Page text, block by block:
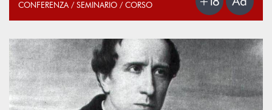
CONFERENZA / SEMINARIO / CORSO